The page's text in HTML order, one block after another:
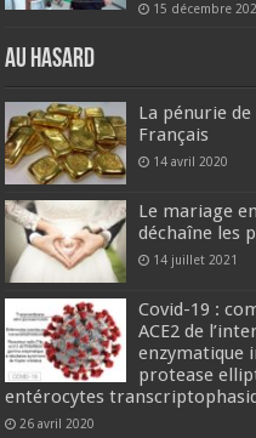
15 décembre
Au hasard
La pénurie
Français
14 avril 2020
Le mariage
déchaîne les
14 juillet 2021
Covid-19 :
ACE2 de
enzymatique
protease
entérocytes
26 avril 2020